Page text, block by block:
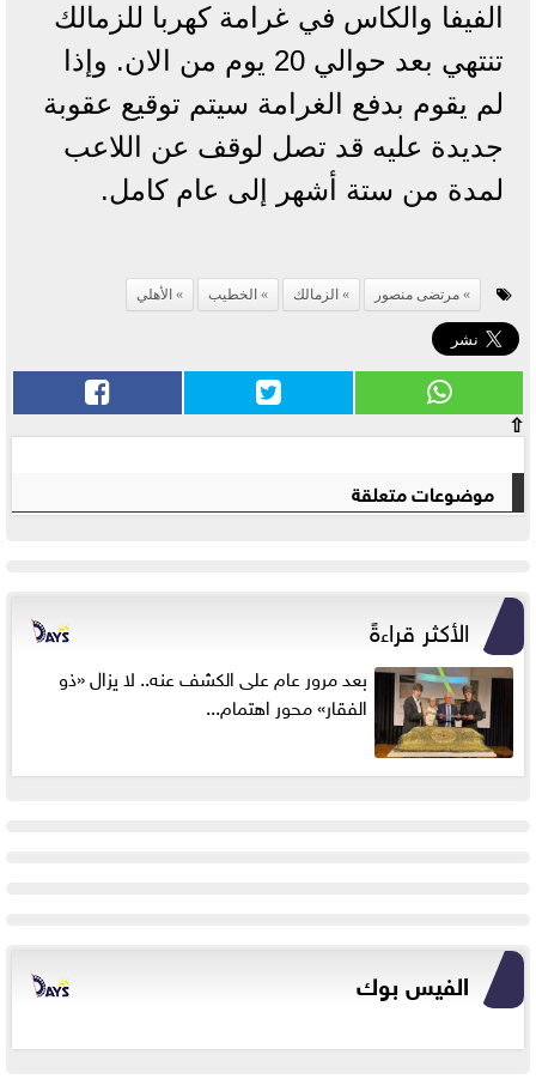
الفيفا والكاس في غرامة كهربا للزمالك
تنتهي بعد حوالي 20 يوم من الان. وإذا
لم يقوم بدفع الغرامة سيتم توقيع عقوبة
جديدة عليه قد تصل لوقف عن اللاعب
لمدة من ستة أشهر إلى عام كامل.
مرتضى منصور الزمالك الخطيب الأهلي
⇧
موضوعات متعلقة
الأكثر قراءةً
بعد مرور عام على الكشف عنه.. لا يزال «ذو
الفقار» محور اهتمام...
الفيس بوك